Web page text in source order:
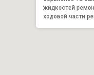
жидкостей ремонт тормозной системы ремонт
ходовой части ремонт рулевого управления